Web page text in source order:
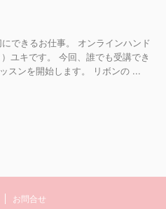
できるお仕事。 オンラインハンド
ユキです。 今回、誰でも受講でき
スンを開始します。 リボンの ...
お問合せ